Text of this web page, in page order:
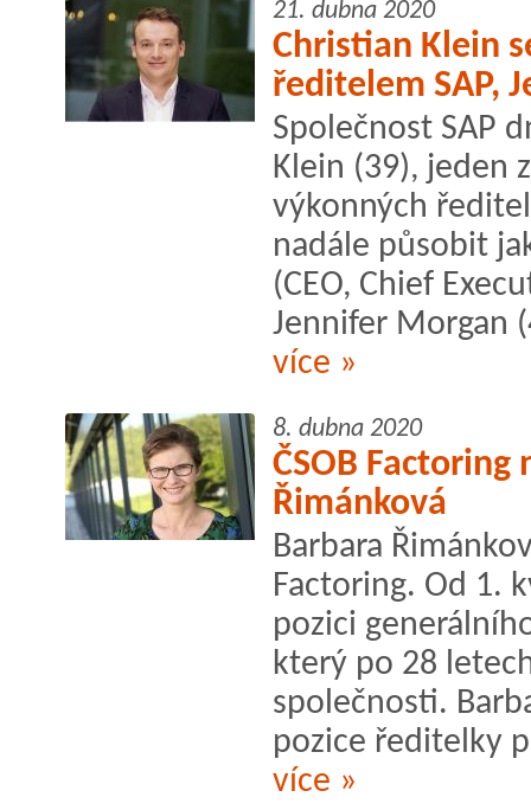
21. dubna 2020
Christian Klein
ředitelem SAP,
Společnost SAP
Klein (39), jeden
výkonných
nadále působit
(CEO, Chief
Jennifer Morgan
více »
8. dubna 2020
ČSOB
Řimánková
Barbara
Factoring. Od 1.
pozici
který po 28
společnosti.
pozice ředitelky
více »